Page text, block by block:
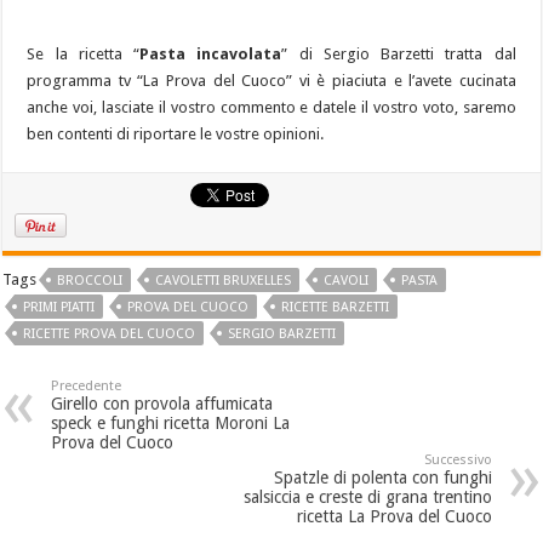
Se la ricetta “Pasta incavolata” di Sergio Barzetti tratta dal
programma tv “La Prova del Cuoco” vi è piaciuta e l’avete cucinata
anche voi, lasciate il vostro commento e datele il vostro voto, saremo
ben contenti di riportare le vostre opinioni.
Tags BROCCOLI CAVOLETTI BRUXELLES CAVOLI
PASTA
PRIMI PIATTI
PROVA DEL CUOCO
RICETTE BARZETTI
RICETTE PROVA DEL CUOCO
SERGIO BARZETTI
Precedente
Girello con provola affumicata
speck e funghi ricetta Moroni La
Prova del Cuoco
Successivo
Spatzle di polenta con funghi
salsiccia e creste di grana trentino
ricetta La Prova del Cuoco